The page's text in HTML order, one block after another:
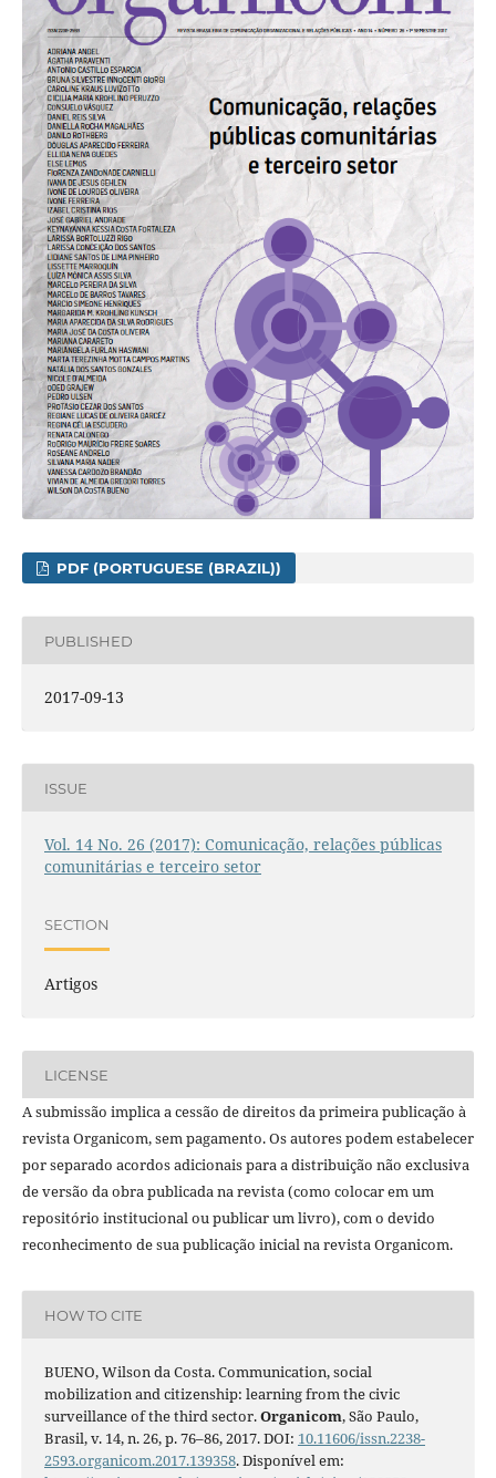
PDF (PORTUGUESE (BRAZIL))
PUBLISHED
2017-09-13
ISSUE
Vol. 14 No. 26 (2017): Comunicação, relações públicas
comunitárias e terceiro setor
SECTION
Artigos
LICENSE
A submissão implica a cessão de direitos da primeira publicação à
revista Organicom, sem pagamento. Os autores podem estabelecer
por separado acordos adicionais para a distribuição não exclusiva
de versão da obra publicada na revista (como colocar em um
repositório institucional ou publicar um livro), com o devido
reconhecimento de sua publicação inicial na revista Organicom.
HOW TO CITE
BUENO, Wilson da Costa. Communication, social
mobilization and citizenship: learning from the civic
surveillance of the third sector.Organicom, São Paulo,
Brasil, v. 14, n. 26, p. 76–86, 2017. DOI: 10.11606/issn.2238-
2593.organicom.2017.139358. Disponível em: